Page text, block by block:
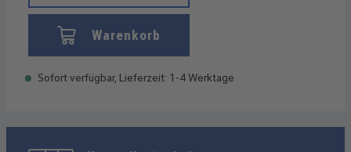
Warenkorb
Sofort verfügbar, Lieferzeit: 1-4 Werktage